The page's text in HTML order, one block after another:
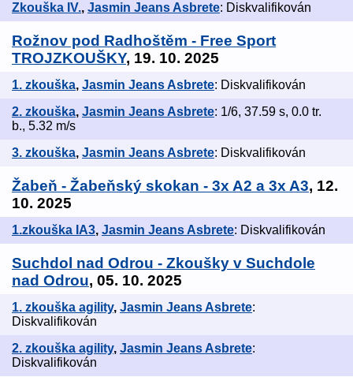
Zkouška IV., Jasmin Jeans Asbrete: Diskvalifikován
Rožnov pod Radhoštěm - Free Sport
TROJZKOUŠKY, 19. 10. 2025
1. zkouška, Jasmin Jeans Asbrete: Diskvalifikován
2. zkouška, Jasmin Jeans Asbrete: 1/6, 37.59 s, 0.0 tr.
b., 5.32 m/s
3. zkouška, Jasmin Jeans Asbrete: Diskvalifikován
Žabeň - Žabeňský skokan - 3x A2 a 3x A3, 12.
10. 2025
1.zkouška IA3, Jasmin Jeans Asbrete: Diskvalifikován
Suchdol nad Odrou - Zkoušky v Suchdole
nad Odrou, 05. 10. 2025
1. zkouška agility, Jasmin Jeans Asbrete:
Diskvalifikován
2. zkouška agility, Jasmin Jeans Asbrete:
Diskvalifikován